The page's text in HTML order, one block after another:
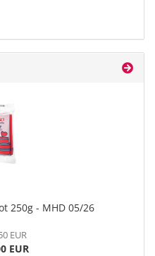
250g - MHD 05/26
EUR
EUR